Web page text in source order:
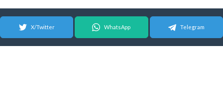
X/Twitter WhatsApp Telegram